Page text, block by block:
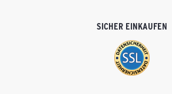
SICHER EINKAUFEN